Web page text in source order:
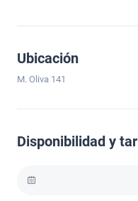
Ubicación
M. Oliva 141
Disponibilidad y